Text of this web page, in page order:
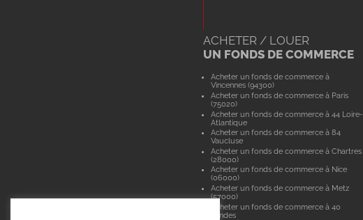
ACHETER / LOUER
UN FONDS DE COMMERCE
Acheter un fonds de commerce à
Vincennes (94300)
Acheter un fonds de commerce à Paris
(75020)
Acheter un fonds de commerce à 44 Loire-
Atlantique
Acheter un fonds de commerce à 84
Vaucluse
Acheter un fonds de commerce à Chartres
(28000)
Acheter un fonds de commerce à Nice
(06000)
Acheter un fonds de commerce à Metz
(57000)
Acheter un fonds de commerce à 40
Landes